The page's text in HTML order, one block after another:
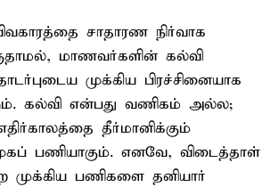
சாதாரண நிர்வாக
மாணவர்களின் கல்வி
முக்கிய பிரச்சினையாக
கல்வி என்பது வணிகம் அல்ல;
தீர்மானிக்கும்
பணியாகும். எனவே, விடைத்தாள்
முக்கிய பணிகளை தனியார்